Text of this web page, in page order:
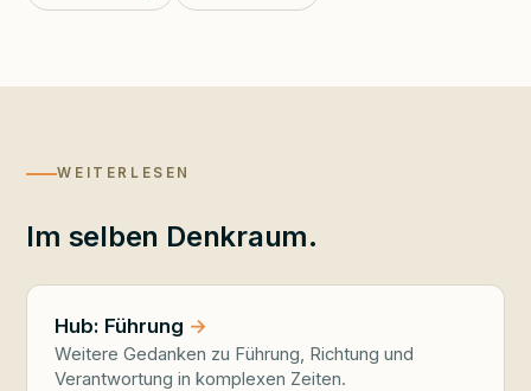
WEITERLESEN
Im selben Denkraum.
Hub: Führung
Weitere Gedanken zu Führung, Richtung und
Verantwortung in komplexen Zeiten.